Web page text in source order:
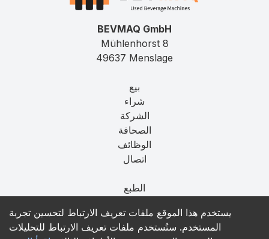
يستخدم هذا الموقع ملفات تعريف الارتباط لتحسين تجربة
المستخدم. ستُستخدم ملفات تعريف الارتباط للتحليلات
BEVMAQ GmbH
Mühlenhorst 8
49637 Menslage
بيع
شراء
الشركة
الصحافة
الوظائف
اتصال
الطبع
T&C